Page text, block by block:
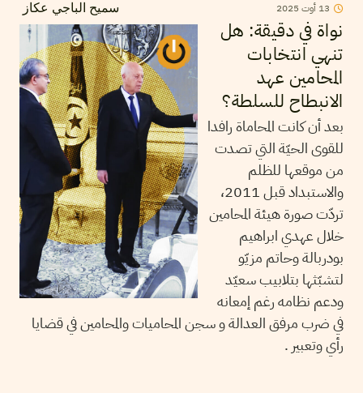
سميح الباجي عكاز 13 أوت 2025
نواة في دقيقة: هل
تنهي انتخابات
المحامين عهد
الانبطاح للسلطة؟
بعد أن كانت المحاماة رافدا
للقوى الحيّة التي تصدت
من موقعها للظلم
والاستبداد قبل 2011،
تردّت صورة هيئة المحامين
خلال عهدي ابراهيم
بودربالة وحاتم مزيّو
لتشبّثها بتلابيب سعيّد
ودعم نظامه رغم إمعانه
في ضرب مرفق العدالة و سجن المحاميات والمحامين في قضايا
رأي وتعبير .